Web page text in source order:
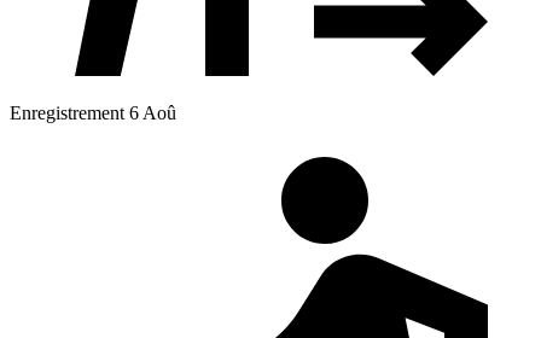
Enregistrement 6 Aoû